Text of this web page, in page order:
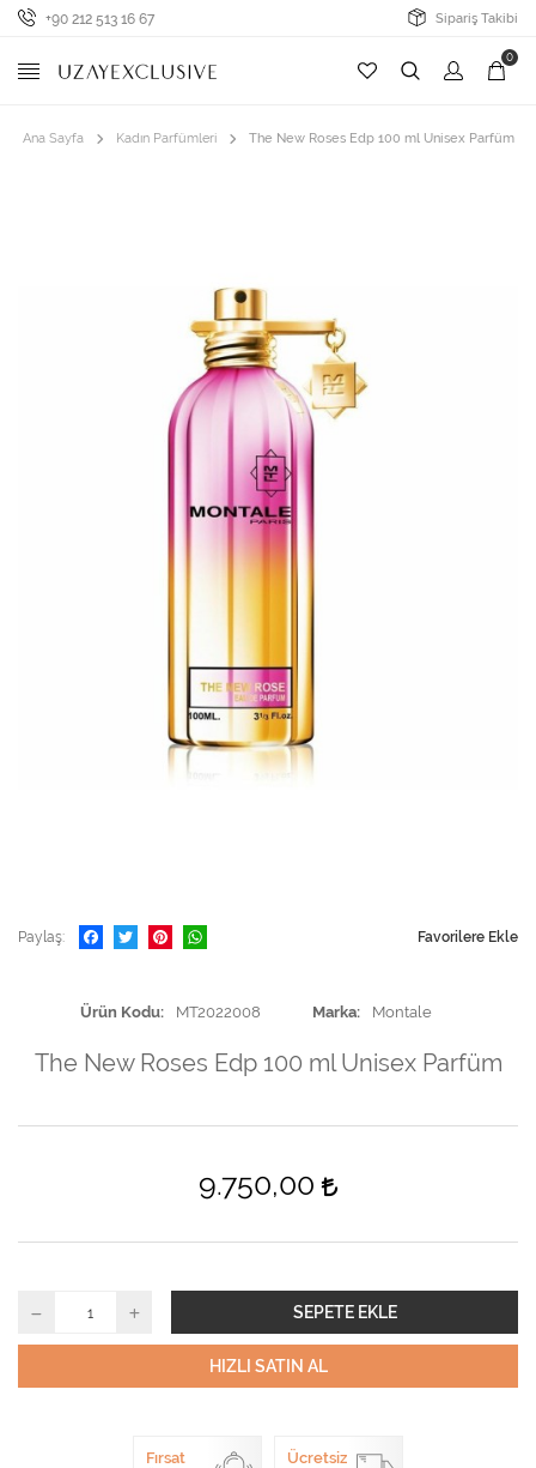
+90 212 513 16 67 Sipariş Takibi
0
Ana Sayfa Kadın Parfümleri The New Roses Edp 100 ml Unisex Parfüm
Paylaş Favorilere Ekle
Ürün Kodu MT2022008 Marka Montale
The New Roses Edp 100 ml Unisex Parfüm
9.750,00
SEPETE EKLE
HIZLI SATIN AL
Fırsat Ücretsiz